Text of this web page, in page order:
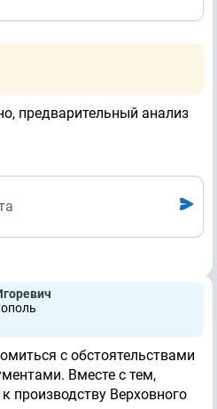
предварительный анализ
с обстоятельствами
Вместе с тем,
производству Верховного